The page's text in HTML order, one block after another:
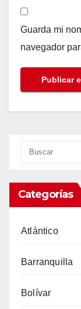
Guarda mi
navegador
Categorías
Atlántico
Barranquilla
Bolívar